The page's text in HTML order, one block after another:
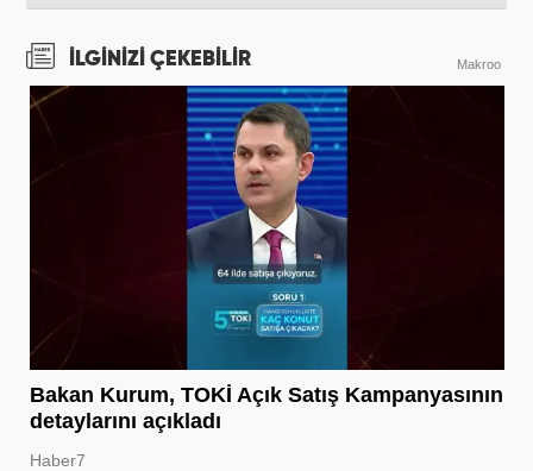
İLGİNİZİ ÇEKEBİLİR Makroo
Bakan Kurum, TOKİ Açık Satış Kampanyasının
detaylarını açıkladı
Haber7